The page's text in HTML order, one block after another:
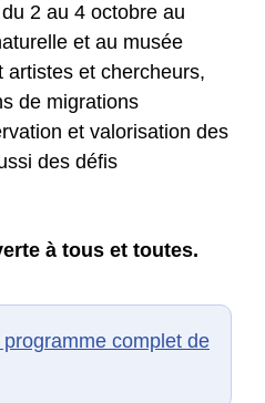
2 au 4 octobre au
et au musée
artistes et chercheurs,
de migrations
et valorisation des
des défis
à tous et toutes.
complet de